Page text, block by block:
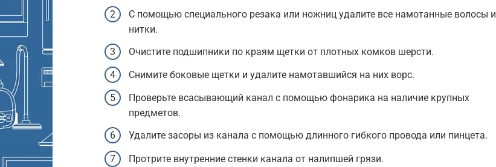
С помощью специального резака или ножниц удалите все намотанные волосы и
нитки.
Очистите подшипники по краям щетки от плотных комков шерсти.
Снимите боковые щетки и удалите намотавшийся на них ворс.
Проверьте всасывающий канал с помощью фонарика на наличие крупных
предметов.
Удалите засоры из канала с помощью длинного гибкого провода или пинцета.
Протрите внутренние стенки канала от налипшей грязи.